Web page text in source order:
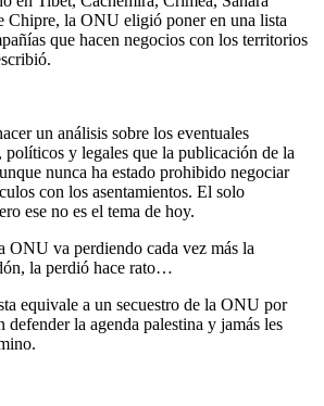
Chipre, la ONU eligió poner en una lista
que hacen negocios con los territorios
un análisis sobre los eventuales
y legales que la publicación de la
nunca ha estado prohibido negociar
con los asentamientos. El solo
ese no es el tema de hoy.
ONU va perdiendo cada vez más la
la perdió hace rato…
equivale a un secuestro de la ONU por
defender la agenda palestina y jamás les